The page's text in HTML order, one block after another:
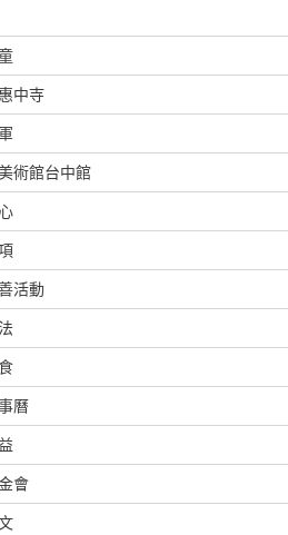
中寺
術館台中館
活動
曆
會